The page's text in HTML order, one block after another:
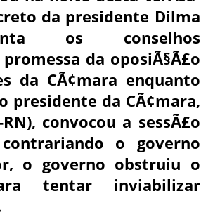
da presidente Dilma
os conselhos
da oposiÃ§Ã£o
da CÃ¢mara enquanto
presidente da CÃ¢mara,
convocou a sessÃ£o
o governo
o governo obstruiu o
tentar inviabilizar